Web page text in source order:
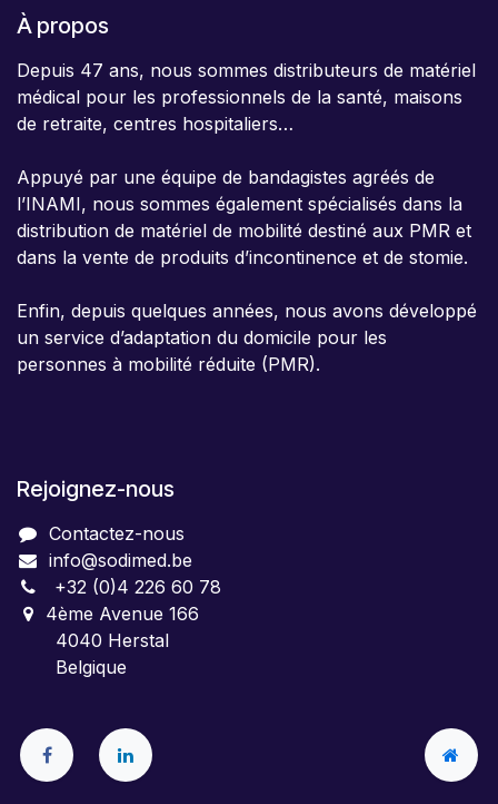
À propos
Depuis 47 ans, nous sommes distributeurs de matériel
médical pour les professionnels de la santé, maisons
de retraite, centres hospitaliers…
Appuyé par une équipe de bandagistes agréés de
l’INAMI, nous sommes également spécialisés dans la
distribution de matériel de mobilité destiné aux PMR et
dans la vente de produits d’incontinence et de stomie.
Enfin, depuis quelques années, nous avons développé
un service d’adaptation du domicile pour les
personnes à mobilité réduite (PMR).
Rejoignez-nous
Contactez-nous
info@sodimed.be
+32 (0)4 226 60 78
4ème Avenue 166
4040 Herstal
Belgique